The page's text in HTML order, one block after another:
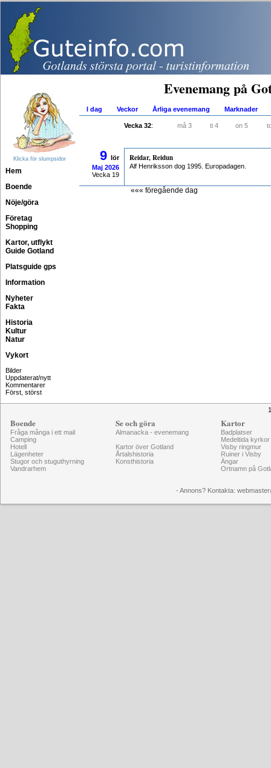
Klicka för slumpsidor
Hem
Boende
Nöje/göra
Företag
Shopping
Kartor, utflykt
Guide Gotland
Platsguide gps
Information
Nyheter
Fakta
Historia
Kultur
Natur
Vykort
Bilder
Uppdaterat/nytt
Kommentarer
Först, störst
Evenemang på
I dag Veckor Årliga evenemang Marknader
Vecka 32: må 3 ti 4 on 5
9 lör
Maj 2026
Vecka 19
Reidar, Reidun
Alf Henriksson dog 1995. Europadagen.
««« föregående dag
Boende
Fråga många i ett mail
Camping
Hotell
Lägenheter
Stugor och stuguthyrning
Vandrarhem
Se och göra
Almanacka - evenemang
Kartor över Gotland
Årtalshistoria
Konsthistoria
Kartor
Badplatser
Medeltida kyrkor
Visby ringmur
Ruiner i Visby
Ängar
Ortnamn på
- Annons? Kontakta: